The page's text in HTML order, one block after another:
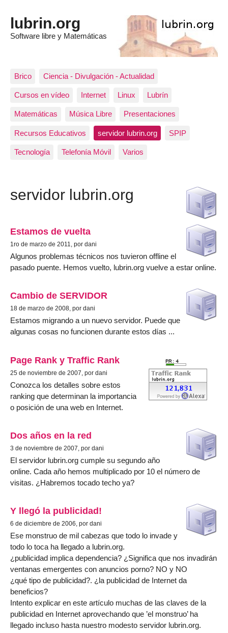
lubrin.org
Software libre y Matemáticas
Brico Ciencia - Divulgación - Actualidad
Cursos en vídeo Internet Linux Lubrín
Matemáticas Música Libre Presentaciones
Recursos Educativos servidor lubrin.org SPIP
Tecnología Telefonía Móvil Varios
servidor lubrin.org
Estamos de vuelta
1ro de marzo de 2011, por dani
Algunos problemas técnicos nos tuvieron offline el
pasado puente. Hemos vuelto, lubrin.org vuelve a estar online.
Cambio de SERVIDOR
18 de marzo de 2008, por dani
Estamos migrando a un nuevo servidor. Puede que
algunas cosas no funcionen durante estos días ...
Page Rank y Traffic Rank
25 de noviembre de 2007, por dani
Conozca los detalles sobre estos
ranking que determinan la importancia
o posición de una web en Internet.
Dos años en la red
3 de noviembre de 2007, por dani
El servidor lubrin.org cumple su segundo año
online. Cada año hemos multiplicado por 10 el número de
visitas. ¿Habremos tocado techo ya?
Y llegó la publicidad!
6 de diciembre de 2006, por dani
Ese monstruo de mil cabezas que todo lo invade y
todo lo toca ha llegado a lubrin.org.
¿publicidad implica dependencia? ¿Significa que nos invadirán
ventanas emergentes con anuncios porno? NO y NO
¿qué tipo de publicidad?. ¿la publicidad de Internet da
beneficios?
Intento explicar en este artículo muchas de las claves de la
publicidad en Internet aprovechando que ’el monstruo’ ha
llegado incluso hasta nuestro modesto servidor lubrin.org.